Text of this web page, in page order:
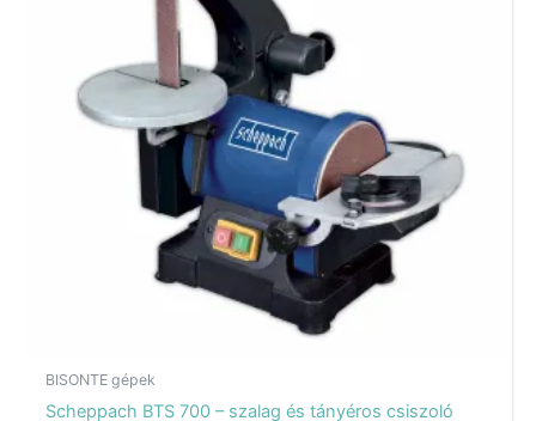
BISONTE gépek
Scheppach BTS 700 – szalag és tányéros csiszoló